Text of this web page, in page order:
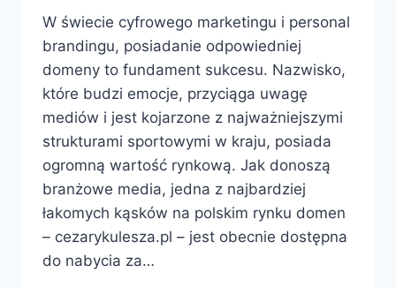
W świecie cyfrowego marketingu i personal
brandingu, posiadanie odpowiedniej
domeny to fundament sukcesu. Nazwisko,
które budzi emocje, przyciąga uwagę
mediów i jest kojarzone z najważniejszymi
strukturami sportowymi w kraju, posiada
ogromną wartość rynkową. Jak donoszą
branżowe media, jedna z najbardziej
łakomych kąsków na polskim rynku domen
– cezarykulesza.pl – jest obecnie dostępna
do nabycia za…